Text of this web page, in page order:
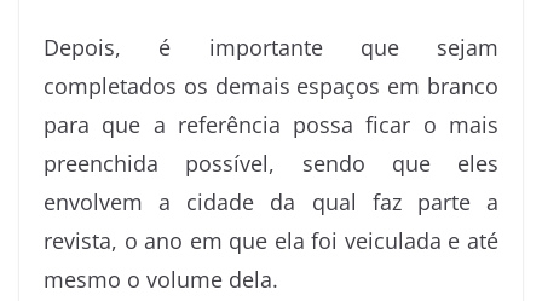
Depois, é importante que sejam
completados os demais espaços em branco
para que a referência possa ficar o mais
preenchida possível, sendo que eles
envolvem a cidade da qual faz parte a
revista, o ano em que ela foi veiculada e até
mesmo o volume dela.